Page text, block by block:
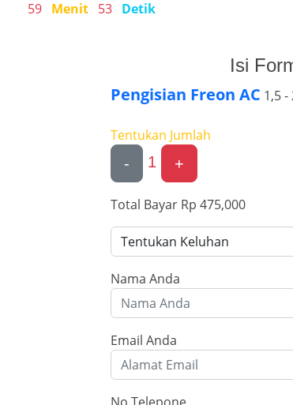
59 Menit 53 Detik
Isi
Pengisian Freon AC 1,5 -
Tentukan Jumlah
-
1 +
Total Bayar Rp 475,000
Nama Anda
Email Anda